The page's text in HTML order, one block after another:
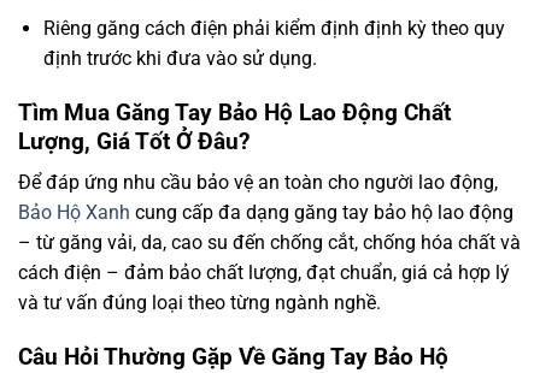
Riêng găng cách điện phải kiểm định định kỳ theo quy
định trước khi đưa vào sử dụng.
Tìm Mua Găng Tay Bảo Hộ Lao Động Chất
Lượng, Giá Tốt Ở Đâu?
Để đáp ứng nhu cầu bảo vệ an toàn cho người lao động,
Bảo Hộ Xanh cung cấp đa dạng găng tay bảo hộ lao động
– từ găng vải, da, cao su đến chống cắt, chống hóa chất và
cách điện – đảm bảo chất lượng, đạt chuẩn, giá cả hợp lý
và tư vấn đúng loại theo từng ngành nghề.
Câu Hỏi Thường Gặp Về Găng Tay Bảo Hộ